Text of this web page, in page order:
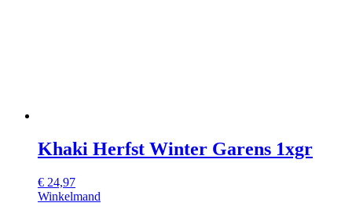
Khaki Herfst Winter Garens 1xgr
€ 24,97
Winkelmand